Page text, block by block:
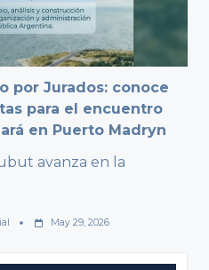
por Jurados: conoce
para el encuentro
en Puerto Madryn
avanza en la
May 29, 2026